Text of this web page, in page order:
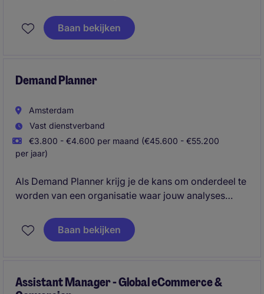
ben je verantwoordelijk voor de groei van een sterk
internationaal A-merk binnen de professionele
kansen en zorgt ervoor dat klanten het maximale uit
Baan bekijken
Demand Planner
Amsterdam
Vast dienstverband
€3.800 - €4.600 per maand (€45.600 - €55.200
per jaar)
Als Demand Planner krijg je de kans om onderdeel te
worden van een organisatie waar jouw analyses
zorgt ervoor dat vraag en aanbod optimaal op elkaar
aansluiten en draagt bij aan een efficiënte supply
Baan bekijken
Assistant Manager - Global eCommerce &